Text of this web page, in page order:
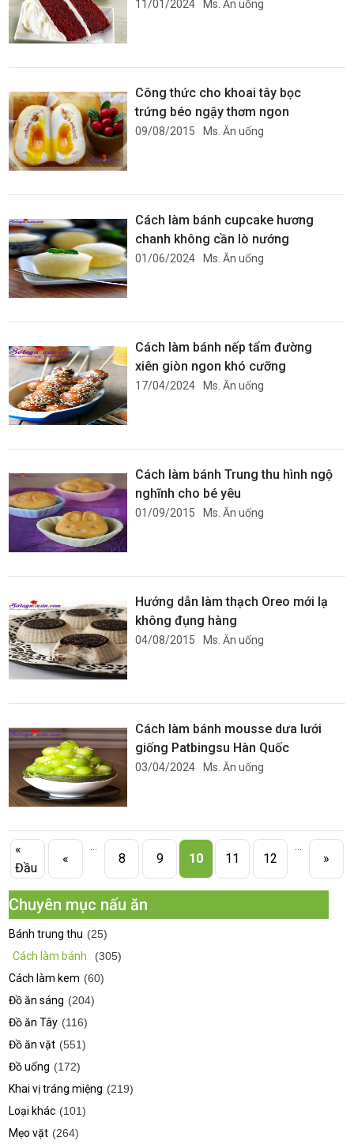
11/01/2024 Ms. Ăn uống
Công thức cho khoai tây bọc
trứng béo ngậy thơm ngon
09/08/2015 Ms. Ăn uống
Cách làm bánh cupcake hương
chanh không cần lò nướng
01/06/2024 Ms. Ăn uống
Cách làm bánh nếp tẩm đường
xiên giòn ngon khó cưỡng
17/04/2024 Ms. Ăn uống
Cách làm bánh Trung thu hình ngộ
nghĩnh cho bé yêu
01/09/2015 Ms. Ăn uống
Hướng dẫn làm thạch Oreo mới lạ
không đụng hàng
04/08/2015 Ms. Ăn uống
Cách làm bánh mousse dưa lưới
giống Patbingsu Hàn Quốc
03/04/2024 Ms. Ăn uống
«
Đầu
« 8 9 10 11 12 »
Chuyên mục nấu ăn
Bánh trung thu (25)
Cách làm bánh
(305)
Cách làm kem (60)
Đồ ăn sáng (204)
Đồ ăn Tây (116)
Đồ ăn vặt (551)
Đồ uống (172)
Khai vị tráng miệng (219)
Loại khác (101)
Mẹo vặt (264)